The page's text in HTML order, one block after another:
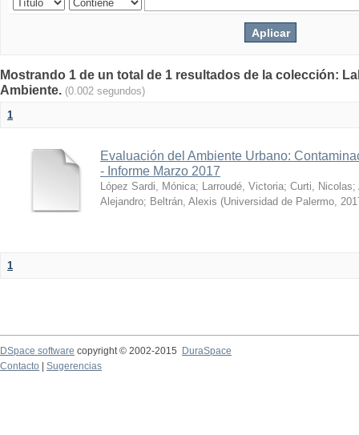
Mostrando 1 de un total de 1 resultados de la colección:
Ambiente. (0.002 segundos)
1
Evaluación del Ambiente Urbano:
- Informe Marzo 2017
López Sardi, Mónica; Larroudé, Victoria; Curti, Nicolas;
Alejandro; Beltrán, Alexis (Universidad de Palermo,
1
DSpace software copyright © 2002-2015
DuraSpace
Contacto
Sugerencias